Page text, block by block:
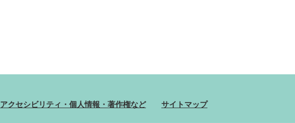
アクセシビリティ・個人情報・著作権など サイトマップ